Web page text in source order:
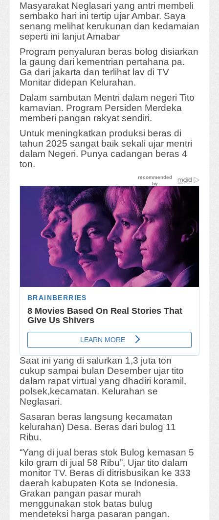
Masyarakat Neglasari yang antri membeli
sembako hari ini tertip ujar Ambar. Saya
senang melihat kerukunan dan kedamaian
seperti ini lanjut Amabar
Program penyaluran beras bolog disiarkan
la gaung dari kementrian pertahana pa.
Ga dari jakarta dan terlihat lav di TV
Monitar didepan Kelurahan.
Dalam sambutan Mentri dalam negeri Tito
karnavian. Program Persiden Merdeka
memberi pangan rakyat sendiri.
Untuk meningkatkan produksi beras di
tahun 2025 sangat baik sekali ujar mentri
dalam Negeri. Punya cadangan beras 4
ton.
Saat ini yang di salurkan 1,3 juta ton
cukup sampai bulan Desember ujar tito
dalam rapat virtual yang dhadiri koramil,
polsek,kecamatan. Kelurahan se
Neglasari.
Sasaran beras langsung kecamatan
kelurahan) Desa. Beras dari bulog 11
Ribu.
“Yang di jual beras stok Bulog kemasan 5
kilo gram di jual 58 Ribu”, Ujar tito dalam
monitor TV. Beras di ditrisbusikan ke 333
daerah kabupaten Kota se Indonesia.
Grakan pangan pasar murah
menggunakan stok batas bulug
mendeteksi harga pasaran pangan.